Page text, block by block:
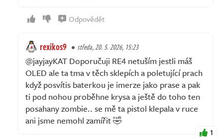
Odpovědět
rexikos9 středa, 20. 5. 2026, 15:23
@jayjayKAT Doporučuji RE4 netuším jestli máš
OLED ale ta tma v těch sklepích a poletující prach
když posvítis baterkou je imerze jako prase a pak
ti pod nohou proběhne krysa a ještě do toho ten
posahany zombie.. se mě ta pistol klepala v ruce
ani jsme nemohl zamířit 🤣
1